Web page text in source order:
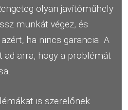
olyan javítóműhely
munkát végez, és
ha nincs garancia. A
ad arra, hogy a problémát
is szerelőnek